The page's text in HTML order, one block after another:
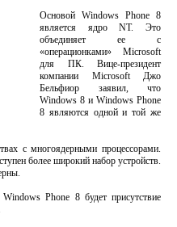
Основой Windows Phone 8
является ядро NT. Это
объединяет ее с
«операционками» Microsoft
для ПК. Вице-президент
компании Microsoft Джо
Бельфиор заявил, что
Windows 8 и Windows Phone
8 являются одной и той же
с многоядерными процессорами.
более широкий набор устройств.
Phone 8 будет присутствие